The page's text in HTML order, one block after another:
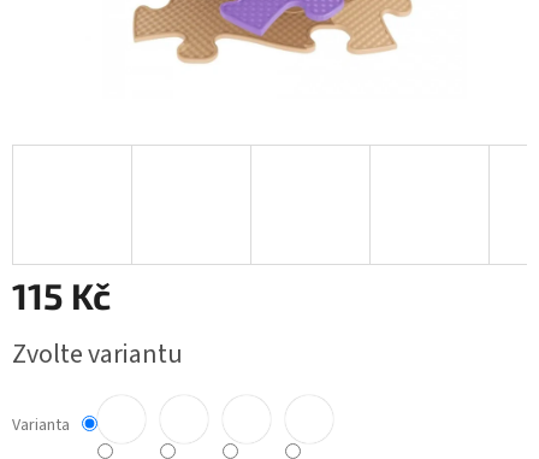
115 Kč
cena:
Zvolte variantu
Varianta